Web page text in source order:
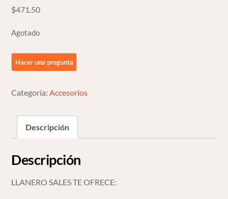
$471.50
Agotado
Categoría:Accesorios
Descripción
Descripción
LLANERO SALES TE OFRECE: